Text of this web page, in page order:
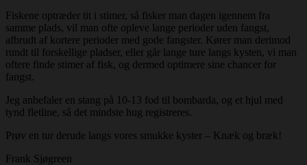
Fiskene optræder tit i stimer, så fisker man dagen igennem fra
samme plads, vil man ofte opleve lange perioder uden fangst,
afbrudt af kortere perioder med gode fangster. Kører man derimod
rundt til forskellige pladser, eller går lange ture langs kysten, vi man
oftere finde stimer af fisk, og dermed optimere sine chancer for
fangst.
Jeg anbefaler en stang på 10-13 fod til bombarda, og et hjul med
tynd fletline, så det mindste hug registreres.
Prøv en tur derude langs vores smukke kyster – Knæk og bræk!
Frank Sjøgreen